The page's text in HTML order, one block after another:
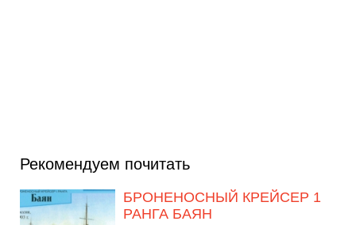
Рекомендуем почитать
БРОНЕНОСНЫЙ КРЕЙСЕР 1
РАНГА БАЯН